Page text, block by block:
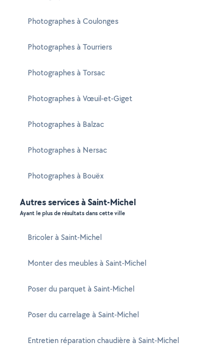
Photographes à Coulonges
Photographes à Tourriers
Photographes à Torsac
Photographes à Vœuil-et-Giget
Photographes à Balzac
Photographes à Nersac
Photographes à Bouëx
Autres services à Saint-Michel
Ayant le plus de résultats dans cette ville
Bricoler à Saint-Michel
Monter des meubles à Saint-Michel
Poser du parquet à Saint-Michel
Poser du carrelage à Saint-Michel
Entretien réparation chaudière à Saint-Michel